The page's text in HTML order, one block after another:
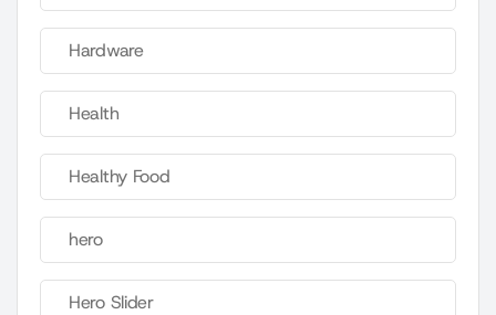
Hardware
Health
Healthy Food
hero
Hero Slider